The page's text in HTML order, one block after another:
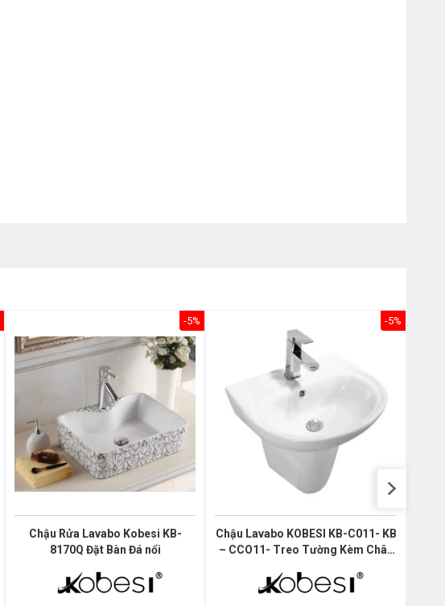
-5%
Chậu Rửa Lavabo Kobesi KB-
8170Q Đặt Bàn Đá nổi
-5%
Chậu Lavabo KOBESI KB-C011- KB
– CCO11- Treo Tường Kèm Chân